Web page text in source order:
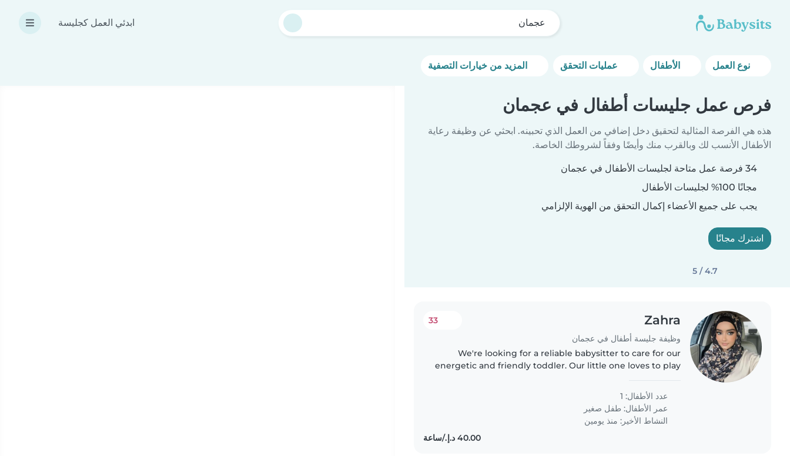
عجمان ابدئي العمل كجليسة
الأطفال
فرص عمل جليسات أطفال في عجمان
هذه هي الفرصة المثالية لتحقيق دخل إضافي من العمل الذي تحبينه. ابحثي عن وظيفة رعاية
الأطفال الأنسب لك وبالقرب منك وأيضًا وفقاً لشروطك الخاصة.
34 فرصة عمل متاحة لجليسات الأطفال في عجمان
مجانًا 100% لجليسات الأطفال
يجب على جميع الأعضاء إكمال التحقق من الهوية الإلزامي
اشترك مجانًا
4.7 / 5
Zahra
وظيفة جليسة أطفال في عجمان
33
We're looking for a reliable babysitter to care for our
energetic and friendly toddler. Our little one loves to play
energy would..
عدد الأطفال: 1
عمر الأطفال: طفل صغير
النشاط الأخير: منذ يومين